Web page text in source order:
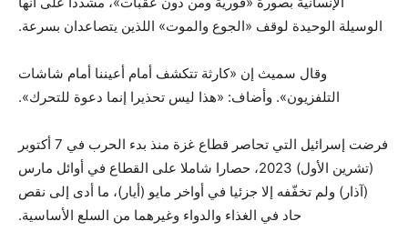
الوسيلة الوحيدة لوقف «الجوع والموت» اللذين يتصاعدان بسرعة.
وقال سميث إن «كارثة تتكشف أمام أعيننا أمام شاشات
التلفزيون». وأضاف: «هذا ليس تحذيرا إنما دعوة للتحرك».
فرضت إسرائيل التي تحاصر قطاع غزة منذ بدء الحرب في 7 أكتوبر
(تشرين الأول) 2023، حصارا شاملا على القطاع في أوائل مارس
(آذار) ولم تخفّفه إلا جزئيا في أواخر مايو (أيار)، ما أدى إلى نقص
حاد في الغذاء والدواء وغيرهما من السلع الأساسية.